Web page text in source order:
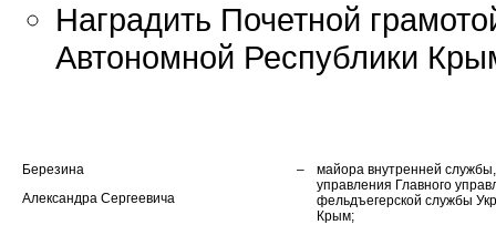
Наградить Почетной
Автономной Республики
Березина
Александра Сергеевича
–
майора внутренней
управления Главного
фельдъегерской службы
Крым;